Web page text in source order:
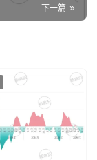
下一篇